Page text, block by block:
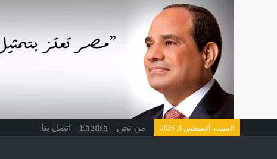
السبت, أغسطس 8, 2026 من نحن English اتصل بنا